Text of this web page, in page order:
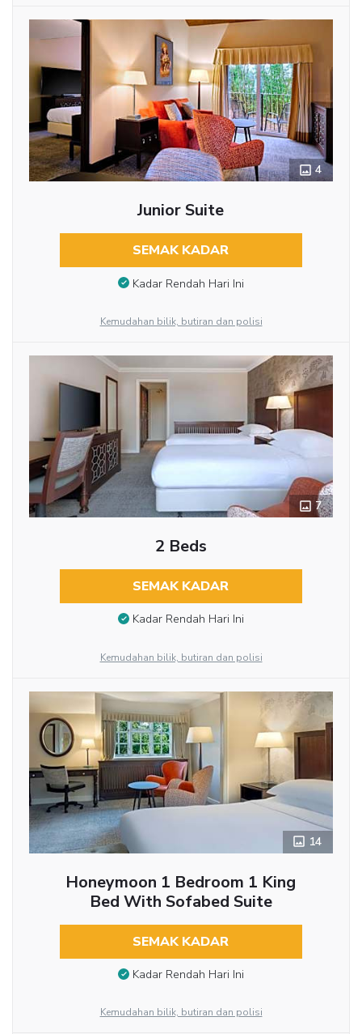
4
Junior Suite
SEMAK KADAR
Kadar Rendah Hari Ini
Kemudahan bilik, butiran dan polisi
7
2 Beds
SEMAK KADAR
Kadar Rendah Hari Ini
Kemudahan bilik, butiran dan polisi
14
Honeymoon 1 Bedroom 1 King
Bed With Sofabed Suite
SEMAK KADAR
Kadar Rendah Hari Ini
Kemudahan bilik, butiran dan polisi